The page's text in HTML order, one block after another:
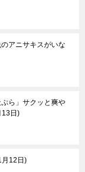
アニサキスがいな
ら」サクッと爽や
日
12日